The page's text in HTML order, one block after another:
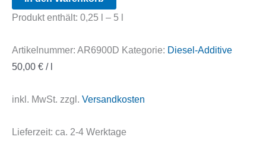
AR6900-
D
Kraftstoffkonditionierer
Menge
Produkt enthält: 0,25
– 5
Artikelnummer: AR6900D Kategorie: Diesel-Additive
50,00 € /
inkl. MwSt. zzgl. Versandkosten
Lieferzeit: ca. 2-4 Werktage